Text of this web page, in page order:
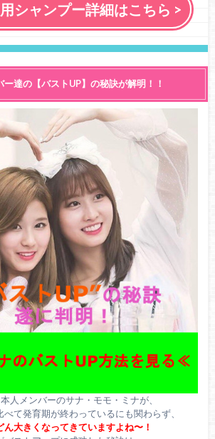
シャンプー詳細はこちら >
ー達の【バストUP】の秘訣が解明！！
人メンバーのサナ・モモ・ミナが、
て発育期が終わっているにも関わらず、
ん大きくなってきていますよね〜！